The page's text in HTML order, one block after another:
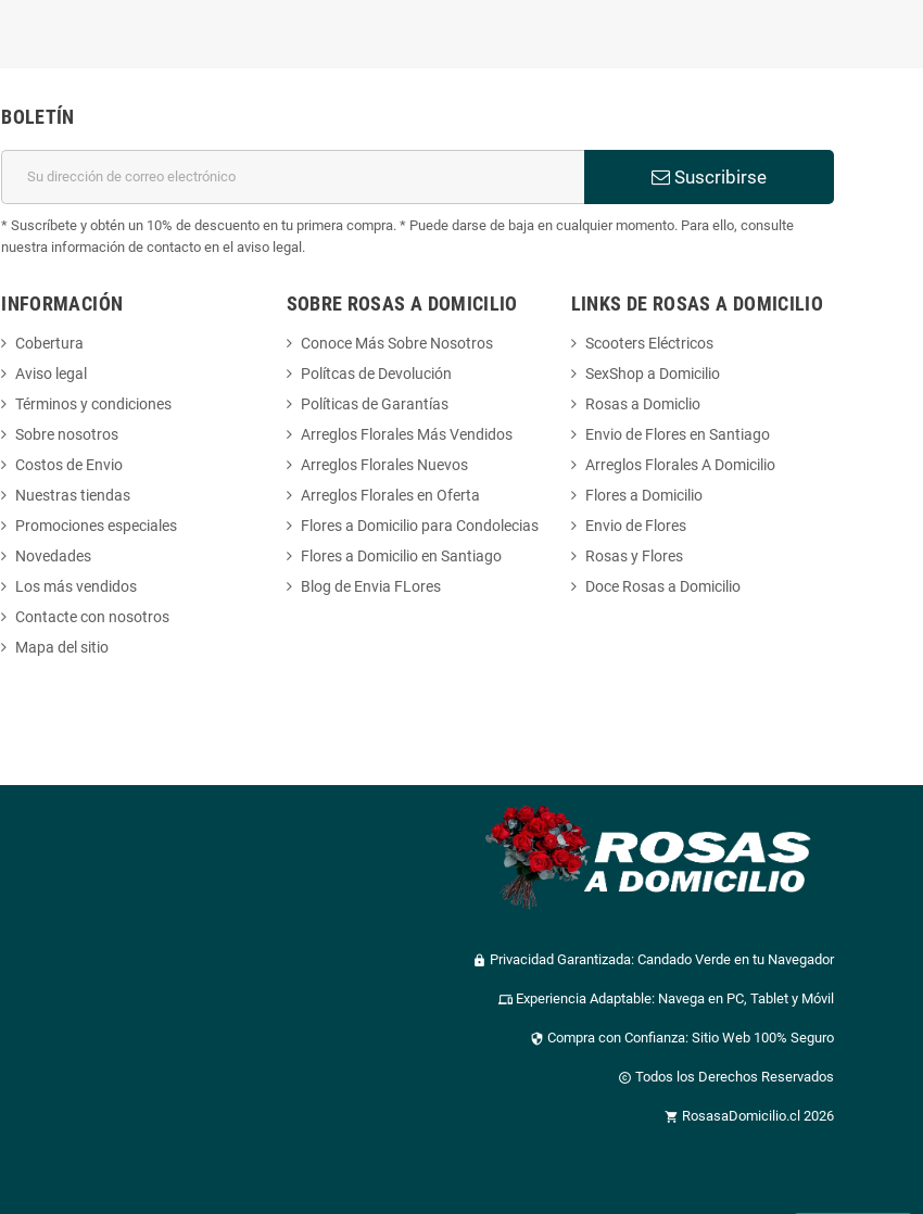
BOLETÍN
Suscribirse
* Suscríbete y obtén un 10% de descuento en tu primera compra. * Puede darse de baja en cualquier momento. Para ello, consulte
nuestra información de contacto en el aviso legal.
INFORMACIÓN
Cobertura
Aviso legal
Términos y condiciones
Sobre nosotros
Costos de Envio
Nuestras tiendas
Promociones especiales
Novedades
Los más vendidos
Contacte con nosotros
Mapa del sitio
SOBRE ROSAS A DOMICILIO
Conoce Más Sobre Nosotros
Polítcas de Devolución
Políticas de Garantías
Arreglos Florales Más Vendidos
Arreglos Florales Nuevos
Arreglos Florales en Oferta
Flores a Domicilio para Condolecias
Flores a Domicilio en Santiago
Blog de Envia FLores
LINKS DE ROSAS A DOMICILIO
Scooters Eléctricos
SexShop a Domicilio
Rosas a Domiclio
Envio de Flores en Santiago
Arreglos Florales A Domicilio
Flores a Domicilio
Envio de Flores
Rosas y Flores
Doce Rosas a Domicilio
lock Privacidad Garantizada: Candado Verde en tu Navegador
devices Experiencia Adaptable: Navega en PC, Tablet y Móvil
security Compra con Confianza: Sitio Web 100% Seguro
copyright Todos los Derechos Reservados
shopping_cart RosasaDomicilio.cl 2026